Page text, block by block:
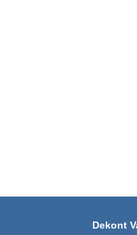
Dekont